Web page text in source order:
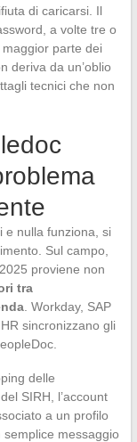
di caricarsi. Il
a volte tre o
parte dei
deriva da un’oblio
tecnici che non
e nulla funziona, si
Sul campo,
proviene non
tra
. Workday, SAP
sincronizzano gli
delle
SIRH, l’account
a un profilo
messaggio